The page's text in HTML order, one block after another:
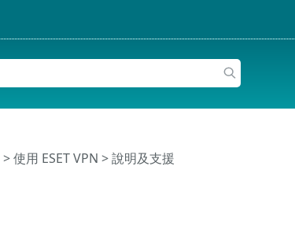
>使用 ESET VPN > 說明及支援